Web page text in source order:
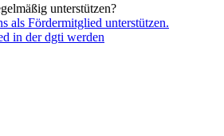
unterstützen?
als Fördermitglied unterstützen.
in der dgti werden